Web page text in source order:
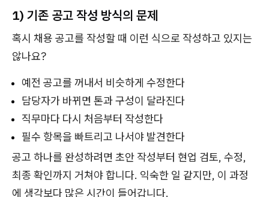
1) 기존 공고 작성 방식의 문제
혹시 채용 공고를 작성할 때 이런 식으로 작성하고 있지는
않나요?
예전 공고를 꺼내서 비슷하게 수정한다
담당자가 바뀌면 톤과 구성이 달라진다
직무마다 다시 처음부터 작성한다
필수 항목을 빠트리고 나서야 발견한다
공고 하나를 완성하려면 초안 작성부터 현업 검토, 수정,
최종 확인까지 거쳐야 합니다. 익숙한 일 같지만, 이 과정
에 생각보다 많은 시간이 들어갑니다.